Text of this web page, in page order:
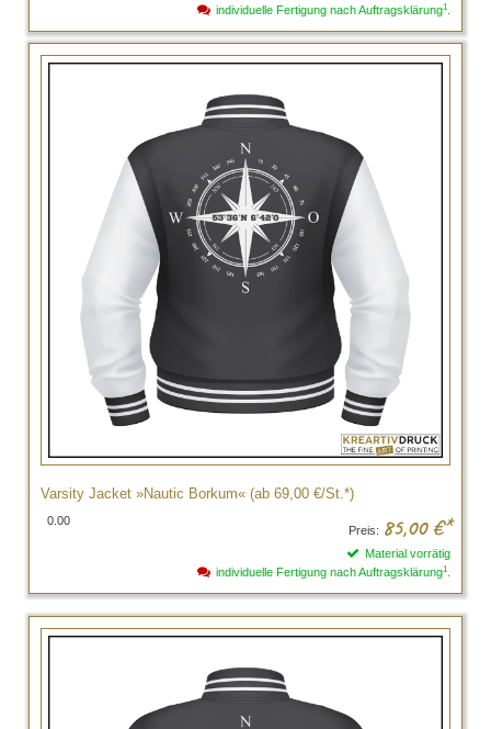
individuelle Fertigung nach Auftragsklärung1
Varsity Jacket »Nautic Borkum« (ab 69,00 €/St.*)
0.00
Preis: 85,00 €*
Material vorrätig
individuelle Fertigung nach Auftragsklärung1